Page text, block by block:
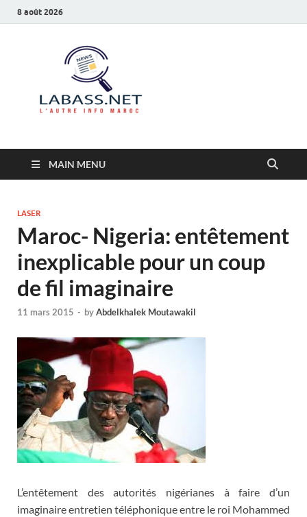
8 août 2026
MAIN MENU
LASER
Maroc- Nigeria: entêtement
inexplicable pour un coup
de fil imaginaire
11 mars 2015 - byAbdelkhalek Moutawakil
L’entêtement des autorités nigérianes à faire d’un
imaginaire entretien téléphonique entre le roi Mohammed